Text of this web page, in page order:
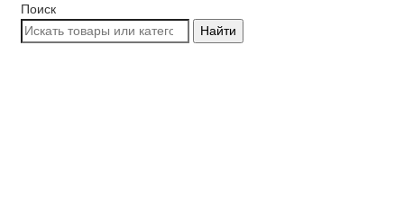
Поиск
Найти